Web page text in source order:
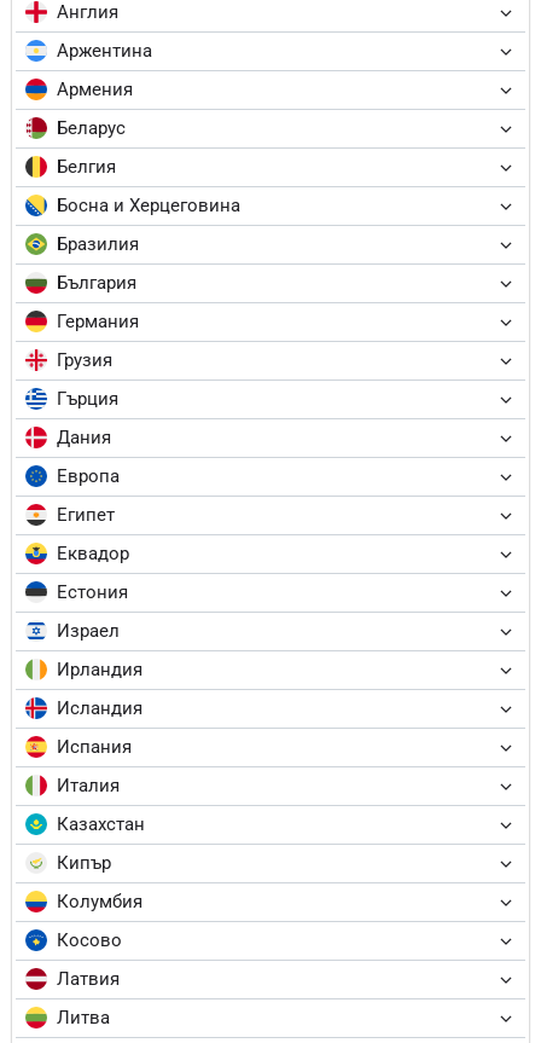
Англия
Аржентина
Армения
Беларус
Белгия
Босна и Херцеговина
Бразилия
България
Германия
Грузия
Гърция
Дания
Европа
Египет
Еквадор
Естония
Израел
Ирландия
Исландия
Испания
Италия
Казахстан
Кипър
Колумбия
Косово
Латвия
Литва